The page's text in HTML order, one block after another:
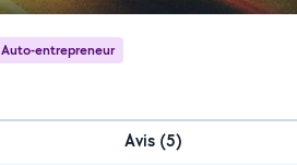
Auto-entrepreneur
Avis (5)